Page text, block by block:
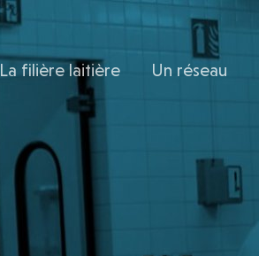
La filière laitière Un réseau